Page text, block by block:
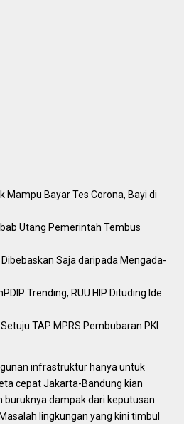
Mampu Bayar Tes Corona, Bayi di
Utang Pemerintah Tembus
Saja daripada Mengada-
Trending, RUU HIP Dituding Ide
TAP MPRS Pembubaran PKI
infrastruktur hanya untuk
cepat Jakarta-Bandung kian
buruknya dampak dari keputusan
lingkungan yang kini timbul